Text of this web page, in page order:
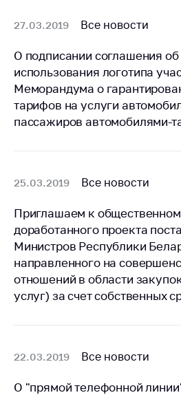
27.03.2019 Все новости
О подписании соглашения
использования логотипа
Меморандума о
тарифов на услуги
пассажиров автомобилями-
25.03.2019 Все новости
Приглашаем к
доработанного проекта
Министров Республики
направленного на
отношений в области
услуг) за счет собственных
22.03.2019 Все новости
О "прямой телефонной